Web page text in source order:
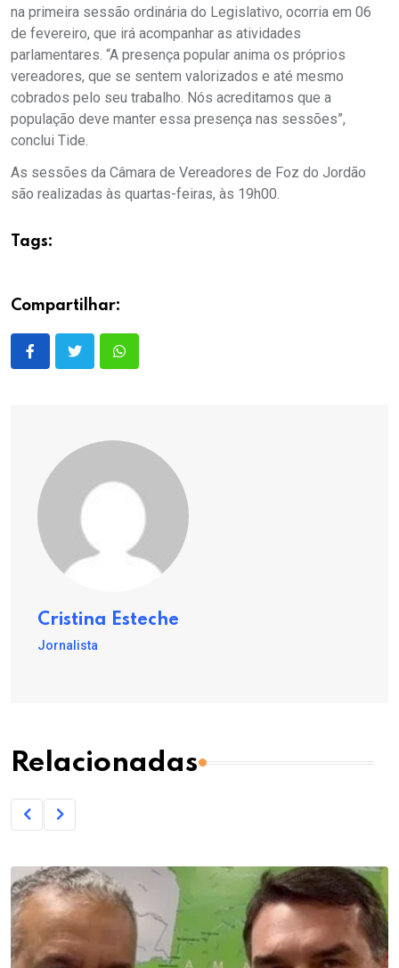
na primeira sessão ordinária do Legislativo, ocorria em 06
de fevereiro, que irá acompanhar as atividades
parlamentares. “A presença popular anima os próprios
vereadores, que se sentem valorizados e até mesmo
cobrados pelo seu trabalho. Nós acreditamos que a
população deve manter essa presença nas sessões”,
conclui Tide.
As sessões da Câmara de Vereadores de Foz do Jordão
são realizadas às quartas-feiras, às 19h00.
Tags:
Compartilhar:
Cristina Esteche
Jornalista
Relacionadas